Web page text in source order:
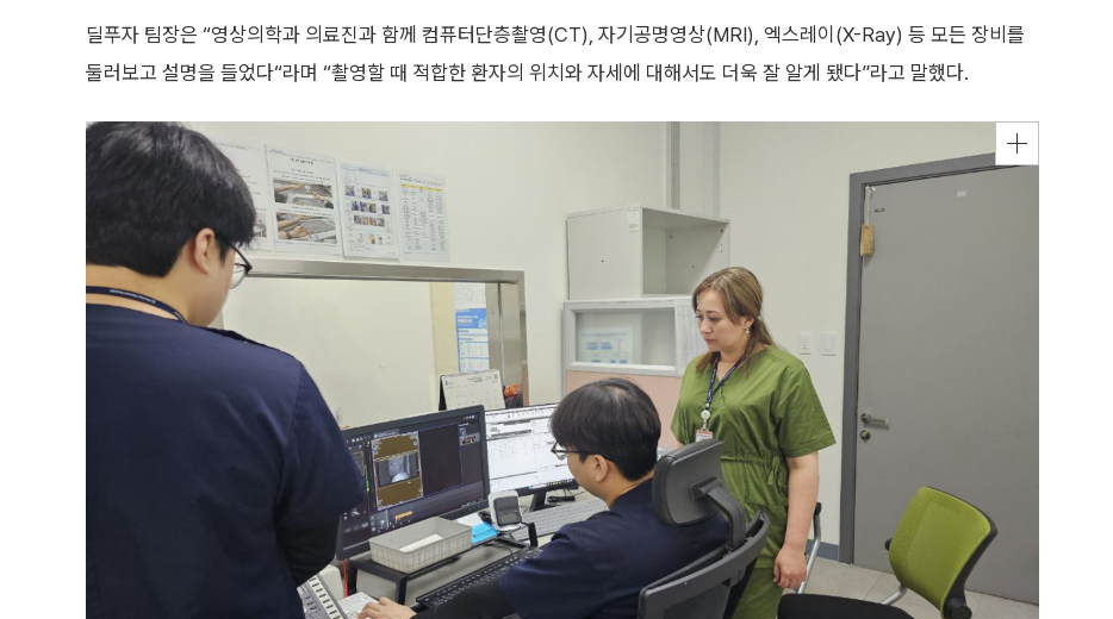
딜푸자 팀장은 “영상의학과 의료진과 함께 컴퓨터단층촬영(CT), 자기공명영상(MRI), 엑스레이(X-Ray) 등 모든 장비를
둘러보고 설명을 들었다“라며 “촬영할 때 적합한 환자의 위치와 자세에 대해서도 더욱 잘 알게 됐다”라고 말했다.